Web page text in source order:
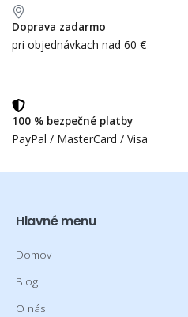
Doprava zadarmo
pri objednávkach nad 60 €
100 % bezpečné platby
PayPal / MasterCard / Visa
Hlavné menu
Domov
Blog
O nás